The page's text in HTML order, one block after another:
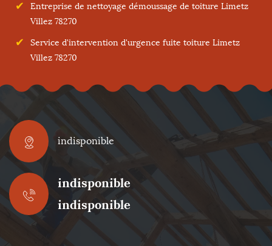
Entreprise de nettoyage démoussage de toiture Limetz
Villez 78270
Service d'intervention d'urgence fuite toiture Limetz
Villez 78270
indisponible
indisponible
indisponible